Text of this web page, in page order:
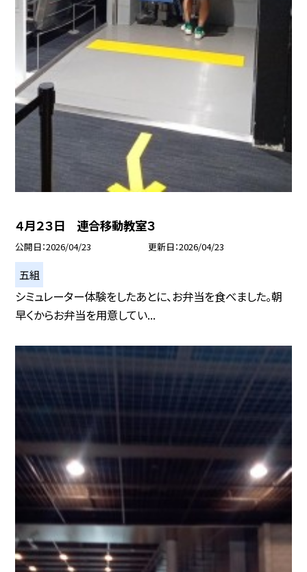
４月２３日 連合移動教室３
公開日 2026/04/23 更新日 2026/04/23
五組
シミュレーター体験をしたあとに、お弁当を食べました。朝
早くからお弁当を用意してい...